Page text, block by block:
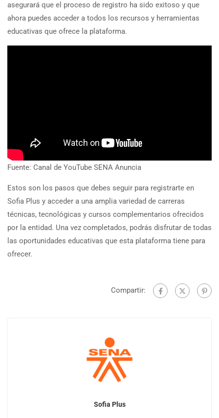
asegurará que el proceso de registro ha sido exitoso y que
ahora puedes acceder a todos los recursos y herramientas
educativas que ofrece la plataforma.
Fuente: Canal de YouTube SENA Anuncia
Estos son los pasos que debes seguir para registrarte en
Sofia Plus y acceder a una amplia variedad de carreras
técnicas, tecnológicas y cursos complementarios ofrecidos
por la entidad. Una vez completados, podrás disfrutar de todas
las oportunidades educativas que esta plataforma tiene para
ofrecer.
Compartir:
Sofia Plus